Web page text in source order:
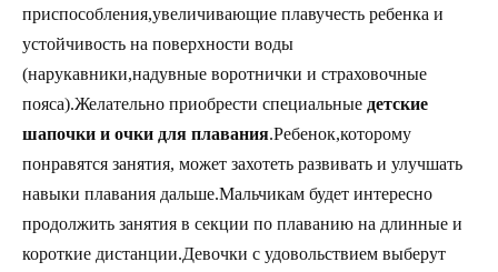
приспособления,увеличивающие плавучесть ребенка и
устойчивость на поверхности воды
(нарукавники,надувные воротнички и страховочные
пояса).Желательно приобрести специальные детские
шапочки и очки для плавания.Ребенок,которому
понравятся занятия, может захотеть развивать и улучшать
навыки плавания дальше.Мальчикам будет интересно
продолжить занятия в секции по плаванию на длинные и
короткие дистанции.Девочки с удовольствием выберут